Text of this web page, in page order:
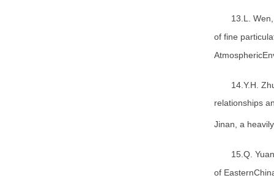
13.L.
of fine
14.Y.H.
relationships
Jinan, a
15.Q.
of